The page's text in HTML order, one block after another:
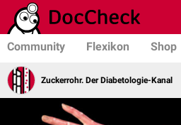
Community Flexikon Shop
Zuckerrohr. Der Diabetologie-Kanal